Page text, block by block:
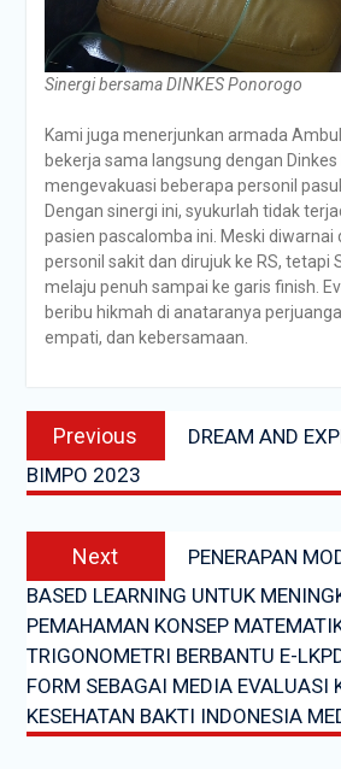
Sinergi bersama DINKES Ponorogo
Kami juga menerjunkan armada
bekerja sama langsung dengan
mengevakuasi beberapa personil
Dengan sinergi ini, syukurlah tidak
pasien pascalomba ini. Meski diwarnai
personil sakit dan dirujuk ke RS, tetapi
melaju penuh sampai ke garis finish.
beribu hikmah di anataranya
empati, dan kebersamaan.
Navigasi
posPrevious
post:
DREAM AND
BIMPO 2023
Next
post:
PENERAPAN
BASED LEARNING UNTUK
PEMAHAMAN KONSEP
TRIGONOMETRI BERBANTU E-
FORM SEBAGAI MEDIA EVALUASI
KESEHATAN BAKTI INDONESIA